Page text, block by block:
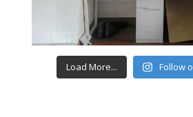
Load More... Follow